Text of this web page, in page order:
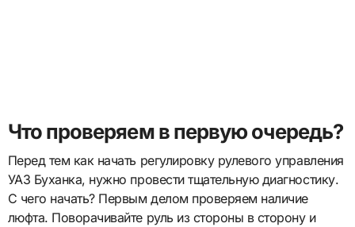
Что проверяем в первую очередь?
Перед тем как начать регулировку рулевого управления
УАЗ Буханка, нужно провести тщательную диагностику.
С чего начать? Первым делом проверяем наличие
люфта. Поворачивайте руль из стороны в сторону и